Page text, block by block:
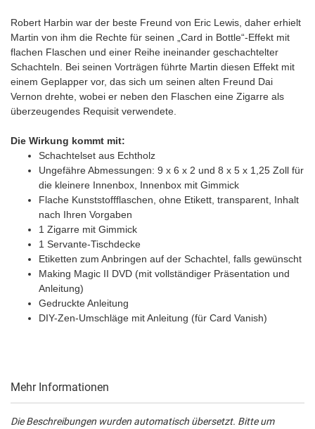
Robert Harbin war der beste Freund von Eric Lewis, daher erhielt
Martin von ihm die Rechte für seinen „Card in Bottle“-Effekt mit
flachen Flaschen und einer Reihe ineinander geschachtelter
Schachteln. Bei seinen Vorträgen führte Martin diesen Effekt mit
einem Geplapper vor, das sich um seinen alten Freund Dai
Vernon drehte, wobei er neben den Flaschen eine Zigarre als
überzeugendes Requisit verwendete.
Die Wirkung kommt mit:
Schachtelset aus Echtholz
Ungefähre Abmessungen: 9 x 6 x 2 und 8 x 5 x 1,25 Zoll für
die kleinere Innenbox, Innenbox mit Gimmick
Flache Kunststoffflaschen, ohne Etikett, transparent, Inhalt
nach Ihren Vorgaben
1 Zigarre mit Gimmick
1 Servante-Tischdecke
Etiketten zum Anbringen auf der Schachtel, falls gewünscht
Making Magic II DVD (mit vollständiger Präsentation und
Anleitung)
Gedruckte Anleitung
DIY-Zen-Umschläge mit Anleitung (für Card Vanish)
Mehr Informationen
Die Beschreibungen wurden automatisch übersetzt. Bitte um